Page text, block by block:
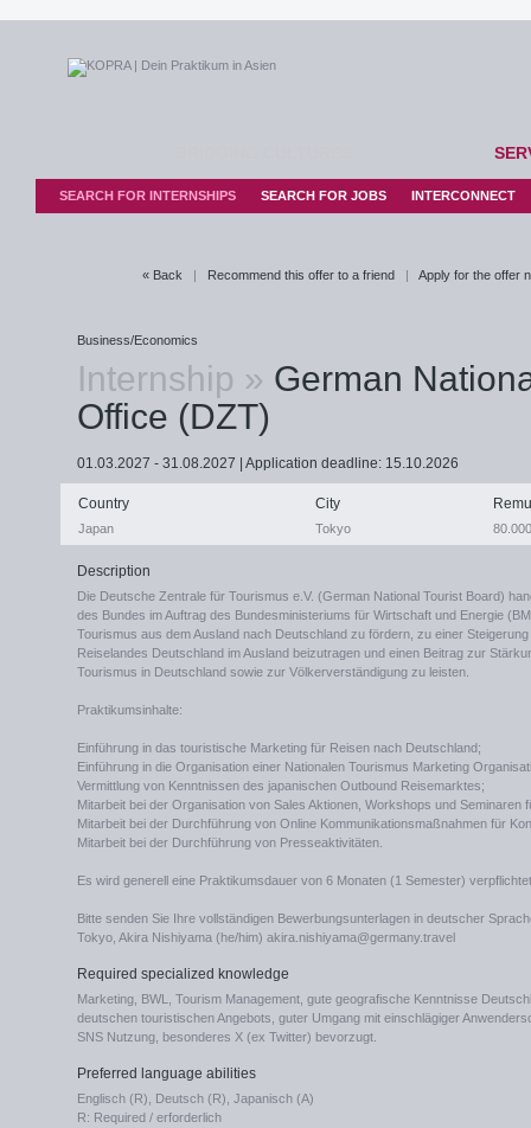
SEARCH FOR INTERNSHIPS SEARCH FOR JOBS INTERCONNECT
« Back | Recommend this offer to a friend |Apply for the offer
Business/Economics
Internship » German
Office (DZT)
01.03.2027 - 31.08.2027 | Application deadline: 15.10.2026
Country
Japan
City
Tokyo
Description
Die Deutsche Zentrale für Tourismus e.V. (German National Tourist Board)
des Bundes im Auftrag des Bundesministeriums für Wirtschaft und Energie
Tourismus aus dem Ausland nach Deutschland zu fördern, zu einer
Reiselandes Deutschland im Ausland beizutragen und einen Beitrag zur
Tourismus in Deutschland sowie zur Völkerverständigung zu leisten.
Praktikumsinhalte:
Einführung in das touristische Marketing für Reisen nach Deutschland;
Einführung in die Organisation einer Nationalen Tourismus Marketing
Vermittlung von Kenntnissen des japanischen Outbound Reisemarktes;
Mitarbeit bei der Organisation von Sales Aktionen, Workshops und Seminaren
Mitarbeit bei der Durchführung von Online Kommunikationsmaßnahmen für
Mitarbeit bei der Durchführung von Presseaktivitäten.
Es wird generell eine Praktikumsdauer von 6 Monaten (1 Semester)
Bitte senden Sie Ihre vollständigen Bewerbungsunterlagen in deutscher
Tokyo, Akira Nishiyama (he/him) akira.nishiyama@germany.travel
Required specialized knowledge
Marketing, BWL, Tourism Management, gute geografische Kenntnisse
deutschen touristischen Angebots, guter Umgang mit einschlägiger
SNS Nutzung, besonderes X (ex Twitter) bevorzugt.
Preferred language abilities
Englisch (R), Deutsch (R), Japanisch (A)
R: Required / erforderlich